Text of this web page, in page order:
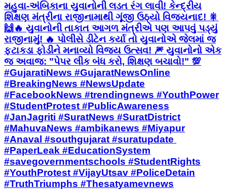
મહુવા-અંબિકાના યુવાનોની લડત રંગ લાવી! કેન્દ્રીય
શિક્ષણ મંત્રીના રાજીનામાથી ગૂંજી ઉઠ્યો વિજયનાદ! 🎇
🙌 ​🔥 યુવાનોની તાકાત આગળ મંત્રીએ પણ આપવું પડ્યું
રાજીનામું! 🔥 પોલીસે ડીટેન કર્યા તો યુવાનોએ જેલમાં જ
ફટાકડા ફોડીને મનાવ્યો વિજય ઉત્સવ! 🎆 યુવાનોનો એક
જ અવાજ: "પેપર લીક બંધ કરો, શિક્ષણ બચાવો!" 💯 ​
#GujaratiNews #GujaratNewsOnline
#BreakingNews #NewsUpdate
#FacebookNews #trendingnews #YouthPower
#StudentProtest #PublicAwareness
#JanJagriti #SuratNews #SuratDistrict
#MahuvaNews #ambikanews #Miyapur
#Anaval #southgujarat #suratupdate ​
#PaperLeak #EducationSystem
#savegovernmentschools #StudentRights
#YouthProtest #VijayUtsav #PoliceDetain
#TruthTriumphs #Thesatyamevnews